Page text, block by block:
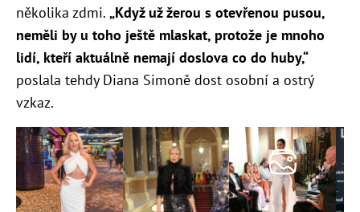
několika zdmi. „Když už žerou s otevřenou pusou,
neměli by u toho ještě mlaskat, protože je mnoho
lidí, kteří aktuálně nemají doslova co do huby,“
poslala tehdy Diana Simoně dost osobní a ostrý
vzkaz.